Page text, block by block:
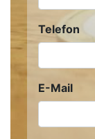
Telefon
E-Mail